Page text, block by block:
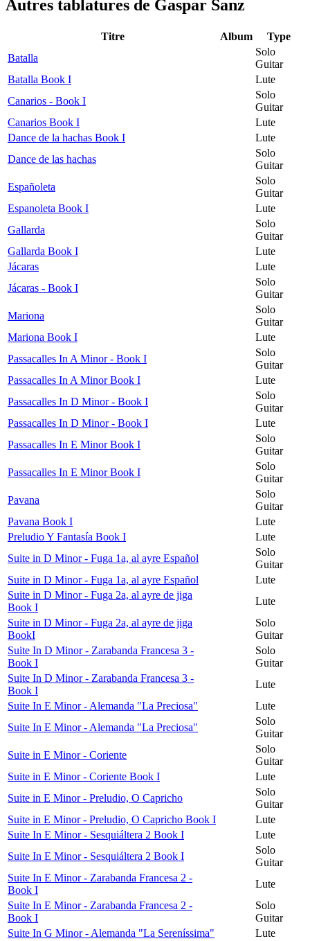
Autres tablatures de Gaspar Sanz
Titre Album
Type
Batalla
Solo
Guitar
Batalla Book I
Lute
Canarios - Book I
Solo
Guitar
Canarios Book I
Lute
Dance de la hachas Book I
Lute
Dance de las hachas
Solo
Guitar
Españoleta
Solo
Guitar
Espanoleta Book I
Lute
Gallarda
Solo
Guitar
Gallarda Book I
Lute
Jácaras
Lute
Jácaras - Book I
Solo
Guitar
Mariona
Solo
Guitar
Mariona Book I
Lute
Passacalles In A Minor - Book I
Solo
Guitar
Passacalles In A Minor Book I
Lute
Passacalles In D Minor - Book I
Solo
Guitar
Passacalles In D Minor - Book I
Lute
Passacalles In E Minor Book I
Solo
Guitar
Passacalles In E Minor Book I
Solo
Guitar
Pavana
Solo
Guitar
Pavana Book I
Lute
Preludio Y Fantasía Book I
Lute
Suite in D Minor - Fuga 1a, al ayre Español
Solo
Guitar
Suite in D Minor - Fuga 1a, al ayre Español
Lute
Suite in D Minor - Fuga 2a, al ayre de jiga
Book I
Lute
Suite in D Minor - Fuga 2a, al ayre de jiga
BookI
Solo
Guitar
Suite In D Minor - Zarabanda Francesa 3 -
Book I
Solo
Guitar
Suite In D Minor - Zarabanda Francesa 3 -
Book I
Lute
Suite In E Minor - Alemanda "La Preciosa"
Lute
Suite In E Minor - Alemanda "La Preciosa"
Solo
Guitar
Suite in E Minor - Coriente
Solo
Guitar
Suite in E Minor - Coriente Book I
Lute
Suite in E Minor - Preludio, O Capricho
Solo
Guitar
Suite in E Minor - Preludio, O Capricho Book I
Lute
Suite In E Minor - Sesquiáltera 2 Book I
Lute
Suite In E Minor - Sesquiáltera 2 Book I
Solo
Guitar
Suite In E Minor - Zarabanda Francesa 2 -
Book I
Lute
Suite In E Minor - Zarabanda Francesa 2 -
Book I
Solo
Guitar
Suite In G Minor - Alemanda "La Sereníssima"
Lute